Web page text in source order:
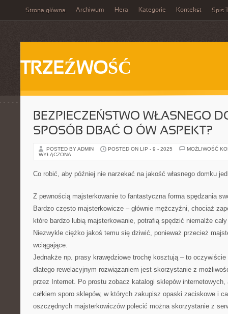
Strona główna Archiwum Hera Kategorie Kontekst Spis
TRZEŹWOŚĆ
BEZPIECZEŃSTWO WŁASNEGO
SPOSÓB DBAĆ O ÓW ASPEKT?
POSTED BY ADMIN POSTED ON LIP - 9 - 2025
MOŻLIWOŚĆ
WYŁĄCZONA
Co robić, aby później nie narzekać na jakość własnego domku
Z pewnością majsterkowanie to fantastyczna forma spędzania
Bardzo często majsterkowicze – głównie mężczyźni, chociaż
które bardzo lubią majsterkowanie, potrafią spędzić niemalże
Niezwykle ciężko jakoś temu się dziwić, ponieważ przecież
wciągające.
Jednakże np. prasy krawędziowe trochę kosztują – to oczywiście
dlatego rewelacyjnym rozwiązaniem jest skorzystanie z
przez Internet. Po prostu zobacz katalogi sklepów internetowych,
całkiem sporo sklepów, w których zakupisz opaski zaciskowe i
oszczędnych majsterkowiczów polecić można skorzystanie z